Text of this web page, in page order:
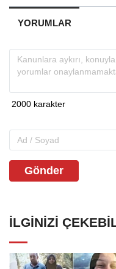
YORUMLAR
Gönder
İLGINIZI